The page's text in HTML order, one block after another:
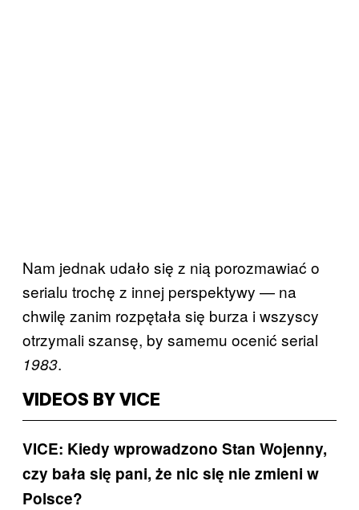
Nam jednak udało się z nią porozmawiać o
serialu trochę z innej perspektywy — na
chwilę zanim rozpętała się burza i wszyscy
otrzymali szansę, by samemu ocenić serial
1983.
VIDEOS BY VICE
VICE: Kiedy wprowadzono Stan Wojenny,
czy bała się pani, że nic się nie zmieni w
Polsce?